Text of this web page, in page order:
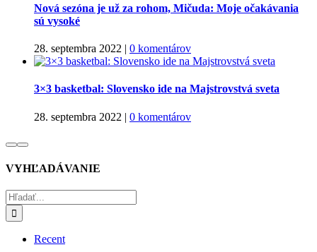
Nová sezóna je už za rohom, Mičuda: Moje očakávania
sú vysoké
28. septembra 2022 | 0 komentárov
3×3 basketbal: Slovensko ide na Majstrovstvá sveta
28. septembra 2022 | 0 komentárov
VYHĽADÁVANIE
Hľadať:
Recent